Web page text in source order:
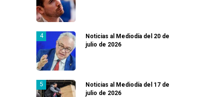
Noticias al Mediodía del 20 de
julio de 2026
Noticias al Mediodía del 17 de
julio de 2026